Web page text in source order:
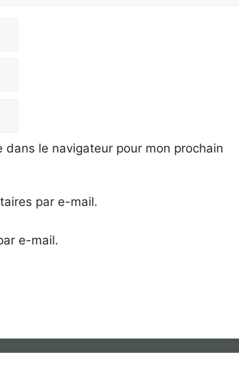
le navigateur pour mon prochain
par e-mail.
e-mail.